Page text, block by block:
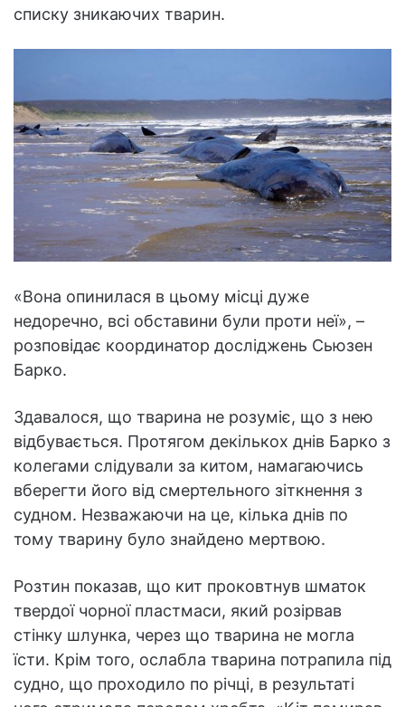
списку зникаючих тварин.
«Вона опинилася в цьому місці дуже
недоречно, всі обставини були проти неї», –
розповідає координатор досліджень Сьюзен
Барко.
Здавалося, що тварина не розуміє, що з нею
відбувається. Протягом декількох днів Барко з
колегами слідували за китом, намагаючись
вберегти його від смертельного зіткнення з
судном. Незважаючи на це, кілька днів по
тому тварину було знайдено мертвою.
Розтин показав, що кит проковтнув шматок
твердої чорної пластмаси, який розірвав
стінку шлунка, через що тварина не могла
їсти. Крім того, ослабла тварина потрапила під
судно, що проходило по річці, в результаті